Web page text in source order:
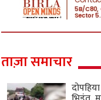
ताज़ा समाचार